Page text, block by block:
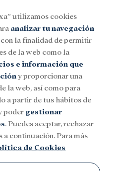
Cultura
utilizamos cookies
analizar tu navegación
la finalidad de permitir
de la web como la
e información que
y proporcionar una
la web, así como para
a partir de tus hábitos de
poder gestionar
. Puedes aceptar, rechazar
continuación. Para más
de Cookies